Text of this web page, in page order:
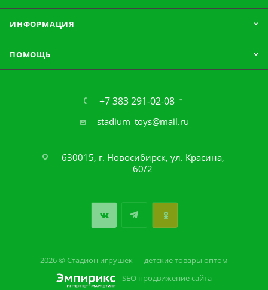
ИНФОРМАЦИЯ
ПОМОЩЬ
+7 383 291-02-08
stadium_toys@mail.ru
630015, г. Новосибирск, ул. Красина,
60/2
2026 © Стадион игрушек — детские товары оптом
- SEO продвижение сайта